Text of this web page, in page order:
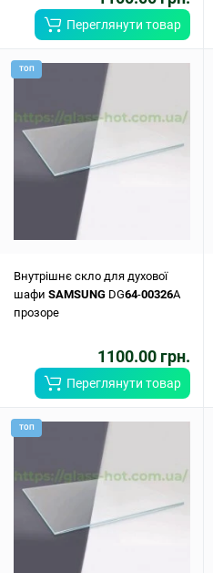
Переглянути товар
ТОП
Внутрішнє скло для духової
шафи SAMSUNG DG64-00326A
прозоре
1100.00 грн.
Переглянути товар
ТОП